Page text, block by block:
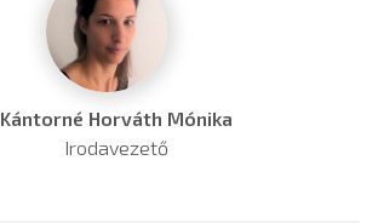
Kántorné Horváth Mónika
Irodavezető